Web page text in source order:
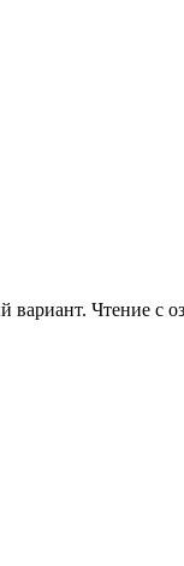
Чтение с